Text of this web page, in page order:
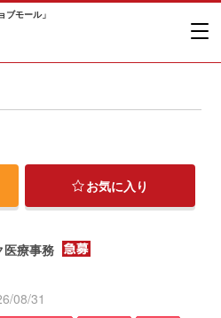
ブモール」
お気に入り
医療事務
08/31